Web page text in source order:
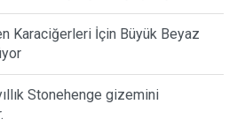
Karaciğerleri İçin Büyük Beyaz
Stonehenge gizemini